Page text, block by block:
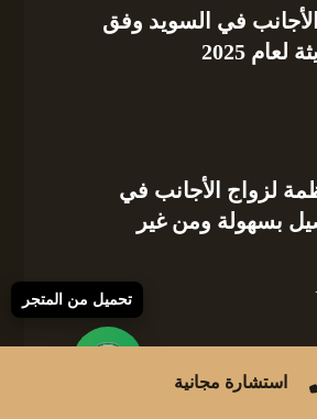
في السويد وفق
لعام 2025
لزواج الأجانب في
بسهولة ومن غير
استشارة مجانية
تحميل من المتجر